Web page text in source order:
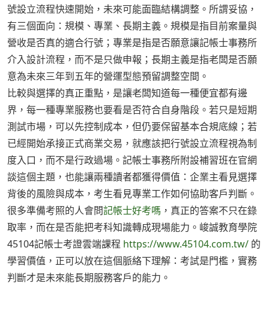
號設立流程快速開始，未來可能面臨結構調整。所謂妥協，
有三個面向：規模、專業、長期主義。規模是指目前案量與
營收是否真的適合行號；專業是指是否願意讓記帳士事務所
介入設計流程，而不是只做申報；長期主義是指老闆是否願
意為未來三年到五年的營運型態預留調整空間。
比較與選擇的真正重點，是讓老闆知道每一種便宜都有邊
界，每一種專業服務也要看是否符合自身階段。若只是短期
測試市場，可以先控制成本，但仍要保留基本合規底線；若
已經開始承接正式商業交易，就應該把行號設立流程視為制
度入口，而不是行政過場。記帳士事務所附設補習班在官網
談這個主題，也能讓兩種讀者都獲得價值：企業主看見選擇
背後的風險與成本，考生看見專業工作如何協助客戶判斷。
很多準備考照的人會問記帳士好考嗎 ，真正的答案不只在錄
取率，而在是否能把考科知識轉成現場能力。峻誠教育學院
45104記帳士考證雲端課程 https://www.45104.com.tw/ 的
學習價值，正可以放在這個脈絡下理解：考試是門檻，實務
判斷才是未來能長期服務客戶的能力。